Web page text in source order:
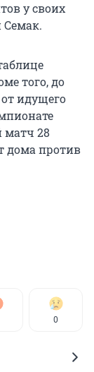
у своих
Семак.
того, до
идущего
матч 28
дома против
0